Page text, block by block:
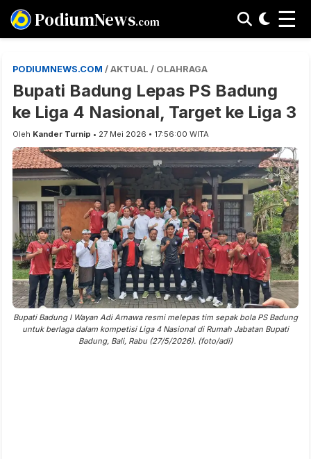
PodiumNews.com ☰
PODIUMNEWS.COM / AKTUAL / OLAHRAGA
Bupati Badung Lepas PS Badung
ke Liga 4 Nasional, Target ke Liga 3
Oleh Kander Turnip • 27 Mei 2026 • 17:56:00 WITA
Bupati Badung I Wayan Adi Arnawa resmi melepas tim sepak bola PS Badung
untuk berlaga dalam kompetisi Liga 4 Nasional di Rumah Jabatan Bupati
Badung, Bali, Rabu (27/5/2026). (foto/adi)